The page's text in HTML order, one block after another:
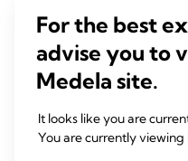
voeden. De sonde kan
in de neus of mond van
Zodra de baby in staat is
te worden, wordt de
kun je het advies krijgen
voeden te proberen.
For the best
advise you to
Medela site.
It looks like you are
You are currently viewing